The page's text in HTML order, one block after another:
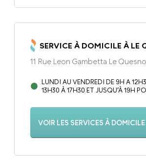
SERVICE À DOMICILE À LE
11 Rue Leon Gambetta Le
LUNDI AU VENDREDI DE 9H A
13H30 À 17H30 ET JUSQU’À 19H
VOIR LES SERVICES À DOMICILE